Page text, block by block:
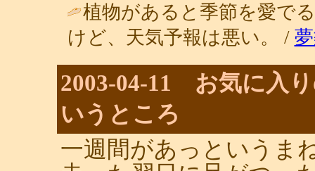
植物があると季節を愛で
けど、天気予報は悪い。 /
2003-04-11 お気に入
いうところ
一週間があっというま